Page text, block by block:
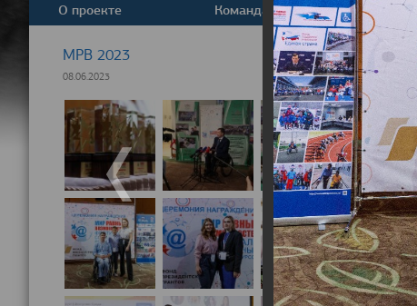
О проекте Команда Новости
МРВ 2023
08.06.2023